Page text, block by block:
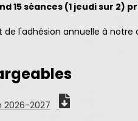
15 séances (1 jeudi sur 2)
l'adhésion annuelle à notre
2026-2027